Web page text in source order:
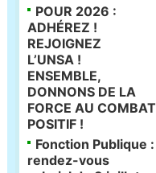
POUR 2026 :
ADHÉREZ !
REJOIGNEZ
L’UNSA !
ENSEMBLE,
DONNONS DE LA
FORCE AU COMBAT
POSITIF !
Fonction Publique :
rendez-vous